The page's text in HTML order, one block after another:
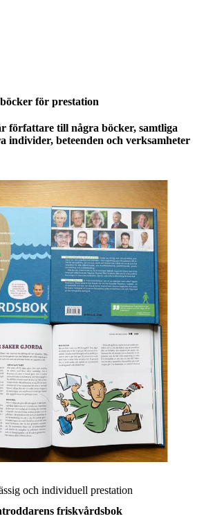
böcker för prestation
författare till några böcker, samtliga
individer, beteenden och verksamheter
och individuell prestation
friskvårdsbok